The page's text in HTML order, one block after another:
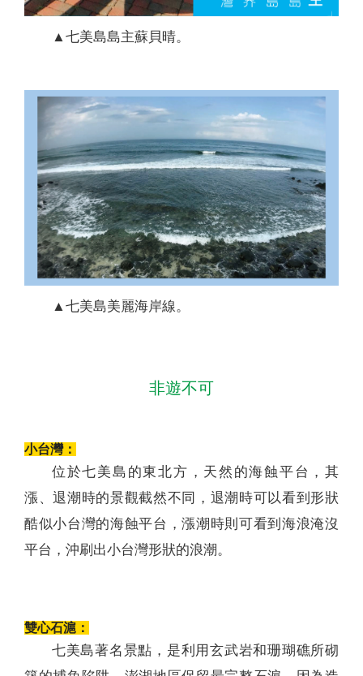
▲七美島島主蘇貝晴。
▲七美島美麗海岸線。
非遊不可
小台灣：
位於七美島的東北方，天然的海蝕平台，其
漲、退潮時的景觀截然不同，退潮時可以看到形狀
酷似小台灣的海蝕平台，漲潮時則可看到海浪淹沒
平台，沖刷出小台灣形狀的浪潮。
雙心石滬：
七美島著名景點，是利用玄武岩和珊瑚礁所砌